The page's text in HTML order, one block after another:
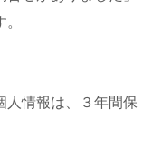
人情報は、３年間保